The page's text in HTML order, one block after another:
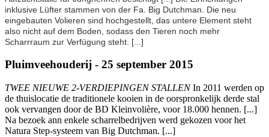
inklusive Lüfter stammen von der Fa. Big Dutchman. Die neu
eingebauten Volieren sind hochgestellt, das untere Element steht
also nicht auf dem Boden, sodass den Tieren noch mehr
Scharrraum zur Verfügung steht. [...]
Pluimveehouderij - 25 september 2015
TWEE NIEUWE 2-VERDIEPINGEN STALLENIn 2011 werden op
de thuislocatie de traditionele kooien in de oorspronkelijk derde stal
ook vervangen door de BD Kleinvolière, voor 18.000 hennen. [...]
Na bezoek ann enkele scharrelbedrijven werd gekozen voor het
Natura Step-systeem van Big Dutchman. [...]